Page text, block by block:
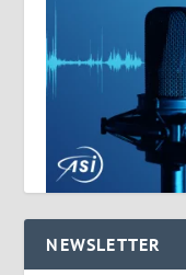
NEWSLETTER